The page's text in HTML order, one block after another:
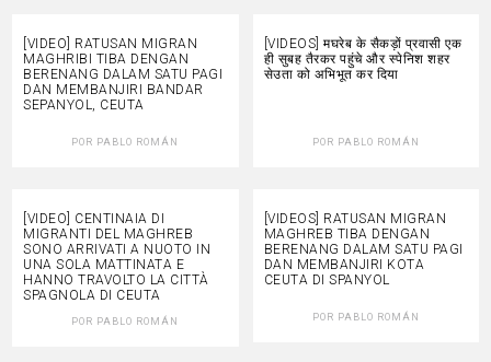
[VIDEO] RATUSAN MIGRAN
MAGHRIBI TIBA DENGAN
BERENANG DALAM SATU PAGI
DAN MEMBANJIRI BANDAR
SEPANYOL, CEUTA
POR PABLO ROMÁN
[VIDEOS] मघरेब के सैकड़ों प्रवासी एक
ही सुबह तैरकर पहुंचे और स्पेनिश शहर
सेउता को अभिभूत कर दिया
POR PABLO ROMÁN
[VIDEO] CENTINAIA DI
MIGRANTI DEL MAGHREB
SONO ARRIVATI A NUOTO IN
UNA SOLA MATTINATA E
HANNO TRAVOLTO LA CITTÀ
SPAGNOLA DI CEUTA
POR PABLO ROMÁN
[VIDEOS] RATUSAN MIGRAN
MAGHREB TIBA DENGAN
BERENANG DALAM SATU PAGI
DAN MEMBANJIRI KOTA
CEUTA DI SPANYOL
POR PABLO ROMÁN